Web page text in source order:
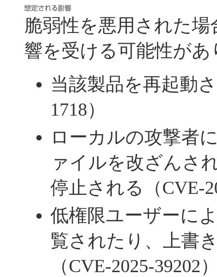
脆弱性を悪用された
響を受ける可能性があ
当該製品を再起動
1718）
ローカルの攻撃者
ァイルを改ざんさ
停止される（CVE-
低権限ユーザーに
覧されたり、上書
（CVE-2025-39202